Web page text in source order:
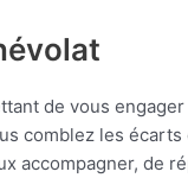
de vous
comblez les
accompagner, de